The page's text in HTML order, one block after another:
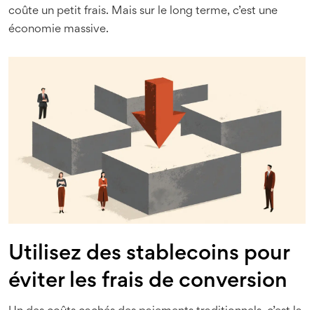
coûte un petit frais. Mais sur le long terme, c’est une
économie massive.
Utilisez des stablecoins pour
éviter les frais de conversion